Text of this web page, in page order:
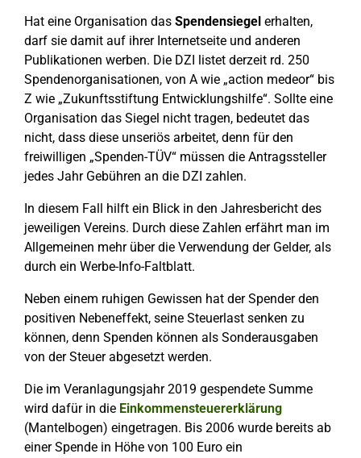
Hat eine Organisation das Spendensiegel erhalten,
darf sie damit auf ihrer Internetseite und anderen
Publikationen werben. Die DZI listet derzeit rd. 250
Spendenorganisationen, von A wie „action medeor“ bis
Z wie „Zukunftsstiftung Entwicklungshilfe“. Sollte eine
Organisation das Siegel nicht tragen, bedeutet das
nicht, dass diese unseriös arbeitet, denn für den
freiwilligen „Spenden-TÜV“ müssen die Antragssteller
jedes Jahr Gebühren an die DZI zahlen.
In diesem Fall hilft ein Blick in den Jahresbericht des
jeweiligen Vereins. Durch diese Zahlen erfährt man im
Allgemeinen mehr über die Verwendung der Gelder, als
durch ein Werbe-Info-Faltblatt.
Neben einem ruhigen Gewissen hat der Spender den
positiven Nebeneffekt, seine Steuerlast senken zu
können, denn Spenden können als Sonderausgaben
von der Steuer abgesetzt werden.
Die im Veranlagungsjahr 2019 gespendete Summe
wird dafür in die Einkommensteuererklärung
(Mantelbogen) eingetragen. Bis 2006 wurde bereits ab
einer Spende in Höhe von 100 Euro ein